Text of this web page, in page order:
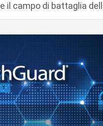
il campo di battaglia